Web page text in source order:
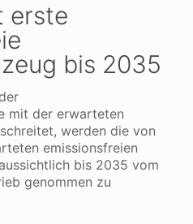
erste
bis 2035
mit der erwarteten
werden die von
emissionsfreien
bis 2035 vom
genommen zu